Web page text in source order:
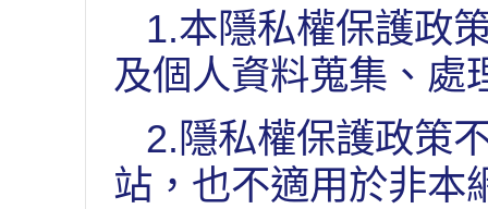
1.本隱私權保護政
及個人資料蒐集、處
2.隱私權保護政策
站，也不適用於非本